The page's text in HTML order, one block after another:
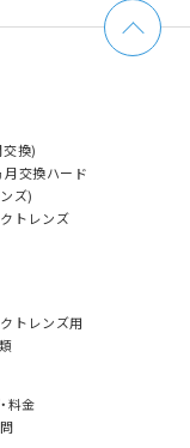
換)
交換ハード
ズ)
トレンズ
トレンズ用
料金